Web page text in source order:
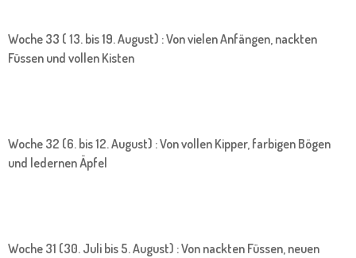
Woche 33 ( 13. bis 19. August) : Von vielen Anfängen, nackten
Füssen und vollen Kisten
Woche 32 (6. bis 12. August) : Von vollen Kipper, farbigen Bögen
und ledernen Äpfel
Woche 31 (30. Juli bis 5. August) : Von nackten Füssen, neuen